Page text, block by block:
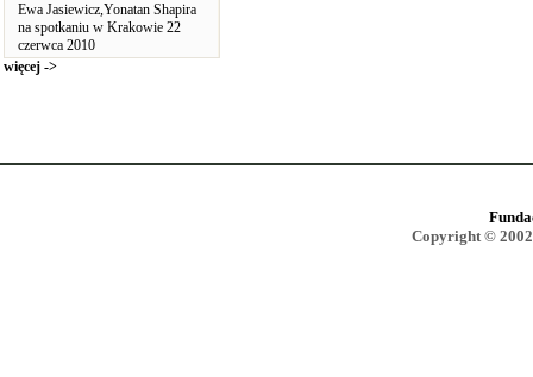
Ewa Jasiewicz,Yonatan Shapira
na spotkaniu w Krakowie 22
czerwca 2010
więcej ->
Copyright ©